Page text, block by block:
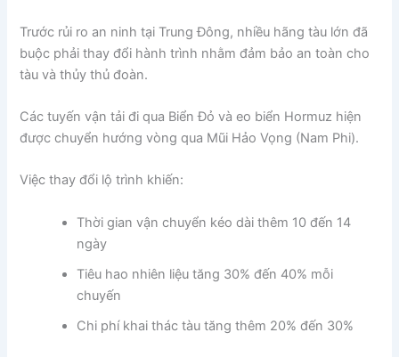
Trước rủi ro an ninh tại Trung Đông, nhiều hãng tàu lớn đã
buộc phải thay đổi hành trình nhằm đảm bảo an toàn cho
tàu và thủy thủ đoàn.
Các tuyến vận tải đi qua Biển Đỏ và eo biển Hormuz hiện
được chuyển hướng vòng qua Mũi Hảo Vọng (Nam Phi).
Việc thay đổi lộ trình khiến:
Thời gian vận chuyển kéo dài thêm 10 đến 14
ngày
Tiêu hao nhiên liệu tăng 30% đến 40% mỗi
chuyến
Chi phí khai thác tàu tăng thêm 20% đến 30%